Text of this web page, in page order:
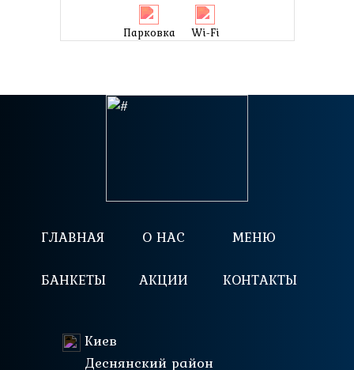
Парковка Wi-Fi
ГЛАВНАЯ О НАС
МЕНЮ
БАНКЕТЫ
АКЦИИ КОНТАКТЫ
Киев
Деснянский район